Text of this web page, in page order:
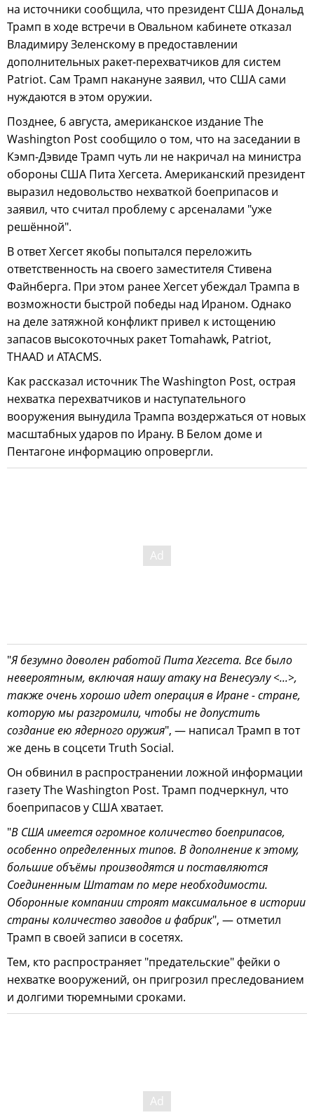
на источники сообщила, что президент США Дональд
Трамп в ходе встречи в Овальном кабинете отказал
Владимиру Зеленскому в предоставлении
дополнительных ракет-перехватчиков для систем
Patriot. Сам Трамп накануне заявил, что США сами
нуждаются в этом оружии.
Позднее, 6 августа, американское издание The
Washington Post сообщило о том, что на заседании в
Кэмп-Дэвиде Трамп чуть ли не накричал на министра
обороны США Пита Хегсета. Американский президент
выразил недовольство нехваткой боеприпасов и
заявил, что считал проблему с арсеналами "уже
решённой".
В ответ Хегсет якобы попытался переложить
ответственность на своего заместителя Стивена
Файнберга. При этом ранее Хегсет убеждал Трампа в
возможности быстрой победы над Ираном. Однако
на деле затяжной конфликт привел к истощению
запасов высокоточных ракет Tomahawk, Patriot,
THAAD и ATACMS.
Как рассказал источник The Washington Post, острая
нехватка перехватчиков и наступательного
вооружения вынудила Трампа воздержаться от новых
масштабных ударов по Ирану. В Белом доме и
Пентагоне информацию опровергли.
"Я безумно доволен работой Пита Хегсета. Все было
невероятным, включая нашу атаку на Венесуэлу <...>,
также очень хорошо идет операция в Иране - стране,
которую мы разгромили, чтобы не допустить
создание ею ядерного оружия", — написал Трамп в тот
же день в соцсети Truth Social.
Он обвинил в распространении ложной информации
газету The Washington Post. Трамп подчеркнул, что
боеприпасов у США хватает.
"В США имеется огромное количество боеприпасов,
особенно определенных типов. В дополнение к этому,
большие объёмы производятся и поставляются
Соединенным Штатам по мере необходимости.
Оборонные компании строят максимальное в истории
страны количество заводов и фабрик", — отметил
Трамп в своей записи в сосетях.
Тем, кто распространяет "предательские" фейки о
нехватке вооружений, он пригрозил преследованием
и долгими тюремными сроками.